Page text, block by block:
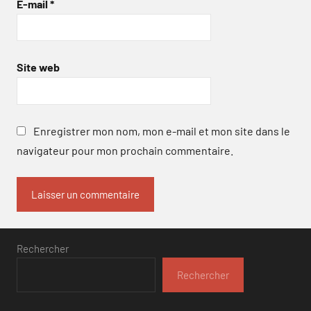
E-mail *
Site web
Enregistrer mon nom, mon e-mail et mon site dans le
navigateur pour mon prochain commentaire.
Rechercher
Rechercher